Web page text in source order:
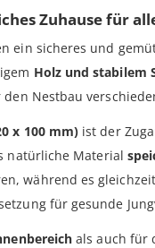
Zuhause für
ein sicheres und
Holz und stabilem
Nestbau
x 100 mm) ist der
natürliche Material
während es
für gesunde
als auch für